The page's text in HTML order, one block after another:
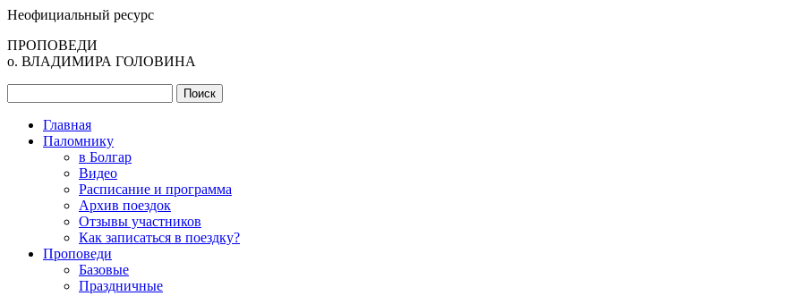
Неофициальный ресурс
ПРОПОВЕДИ
о. ВЛАДИМИРА ГОЛОВИНА
Главная
Паломнику
в Болгар
Видео
Расписание и программа
Архив поездок
Отзывы участников
Как записаться в поездку?
Проповеди
Базовые
Праздничные